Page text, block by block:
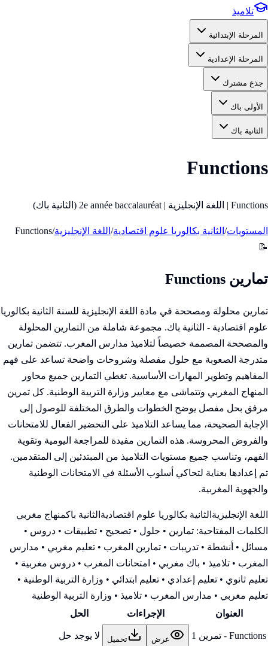
تلاميذ
المرحلة الإبتدائية
المرحلة الإعدادية
جذع مشترك
الأولى باك
الثانية باك
Functions
Functions | اللغة الإنجليزية | 2e année baccalauréat (الثانية باك)
المستويات/ الثانية بكالوريا علوم اقتصادية/ اللغة الإنجليزية/
Functions
📝
تمارين Functions
تمارين محلولة ومصححة في مادة اللغة الإنجليزية للسنة الثانية بكالوريا
علوم اقتصادية - الثانية باك. مجموعة شاملة من التمارين المحلولة
والمصححة المصممة خصيصاً لتلاميذ مدارس المغرب. تتضمن تمارين
متدرجة الصعوبة مع حلول مفصلة وشروحات واضحة تساعد على فهم
المفاهيم وتطوير المهارات الأساسية. تغطي التمارين جميع محاور
المنهاج المغربي وتتماشى مع معايير وزارة التربية الوطنية. كل تمرين
مرفق بحل مفصل يوضح الخطوات والطرق المختلفة للوصول إلى
الإجابة الصحيحة، مما يساعد التلاميذ على التحضير الفعال للامتحانات
والفروض المحروسة. هذه التمارين مفيدة للمراجعة اليومية وتقوية
الفهم، وتناسب جميع مستويات التلاميذ من المبتدئين إلى المتقدمين.
تم إعدادها بعناية لتحاكي أسلوب الأسئلة في الامتحانات الوطنية
والجهوية المغربية.
اللغة الإنجليزية الثانية بكالوريا علوم اقتصادية الثانية باكمنهاج مغربي
الكلمات المفتاحية: تمارين • حلول • تصحيح • تطبيقات • دروس •
مسائل • أنشطة • تدريبات • تمارين المغرب • تعليم مغربي • مدارس
المغرب • تلاميذ • باك مغربي • امتحانات المغرب • دروس مغربية •
تعليم ثانوي • تعليم إعدادي • تعليم ابتدائي • وزارة التربية الوطنية •
تعليم مغربي • مدارس المغرب • تلاميذ • وزارة التربية الوطنية
العنوان
الإجراءات الحل
Functions - تمرين 1 عرض تحميل لا يوجد حل